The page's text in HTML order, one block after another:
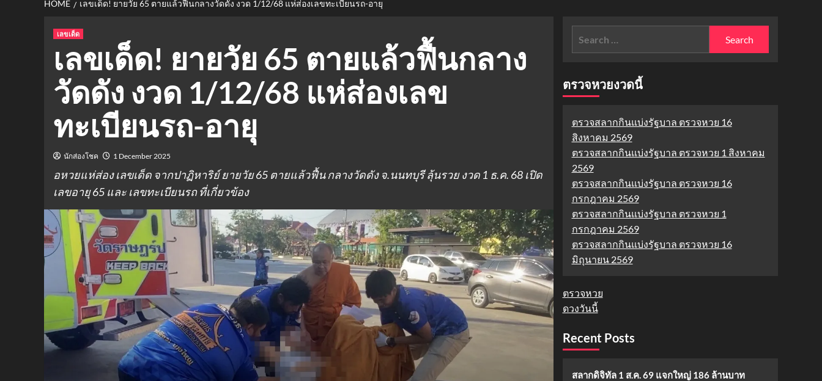
HOME เลขเด็ด! ยายวัย 65 ตายแล้วฟื้นกลางวัดดัง งวด 1/12/68 แห่ส่องเลขทะเบียนรถ-อายุ
เลขเด็ด
เลขเด็ด! ยายวัย 65 ตายแล้วฟื้นกลาง
วัดดัง งวด 1/12/68 แห่ส่องเลข
ทะเบียนรถ-อายุ
นักส่องโชค 1 December 2025
อหวยแห่ส่อง เลขเด็ด จากปาฏิหาริย์ ยายวัย 65 ตายแล้วฟื้น กลางวัดดัง จ.นนทบุรี ลุ้นรวย งวด 1 ธ.ค. 68 เปิด
เลขอายุ 65 และ เลขทะเบียนรถ ที่เกี่ยวข้อง
ตรวจหวยงวดนี้
ตรวจสลากกินแบ่งรัฐบาล ตรวจหวย 16
สิงหาคม 2569
ตรวจสลากกินแบ่งรัฐบาล ตรวจหวย 1 สิงหาคม
2569
ตรวจสลากกินแบ่งรัฐบาล ตรวจหวย 16
กรกฎาคม 2569
ตรวจสลากกินแบ่งรัฐบาล ตรวจหวย 1
กรกฎาคม 2569
ตรวจสลากกินแบ่งรัฐบาล ตรวจหวย 16
มิถุนายน 2569
ตรวจหวย
ดวงวันนี้
Recent Posts
สลากดิจิทัล 1 ส.ค. 69 แจกใหญ่ 186 ล้านบาท